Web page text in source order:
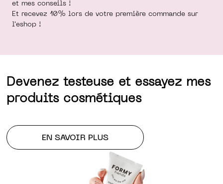
et mes conseils !
Et recevez 10% lors de votre première commande sur
l'eshop !
Devenez testeuse et essayez mes
produits cosmétiques
EN SAVOIR PLUS